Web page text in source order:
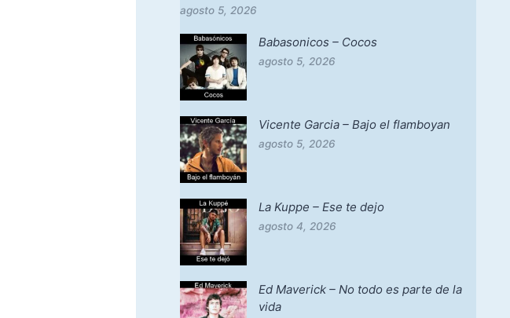
agosto 5, 2026
Babasonicos – Cocos
agosto 5, 2026
Vicente Garcia – Bajo el flamboyan
agosto 5, 2026
La Kuppe – Ese te dejo
agosto 4, 2026
Ed Maverick – No todo es parte de la
vida